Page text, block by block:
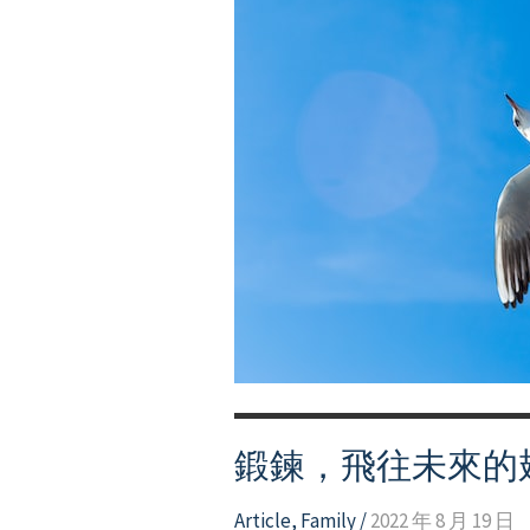
鍛鍊，飛往未來的
Article, Family/2022 年 8 月 19 日